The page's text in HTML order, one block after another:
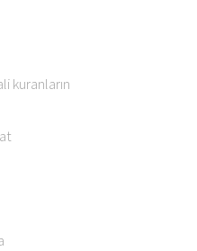
kuranların